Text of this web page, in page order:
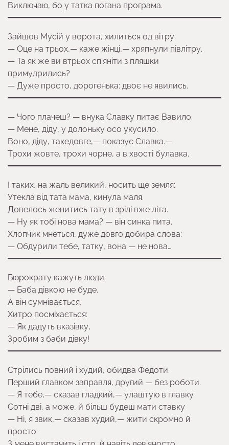
Виключаю, бо у татка погана програма.
Зайшов Мусій у ворота, хилиться од вітру.
— Оце на трьох,— каже жінці,— хряпнули півлітру.
— Та як же ви втрьох сп’яніти з пляшки
примудрились?
— Дуже просто, дорогенька: двоє не явились.
— Чого плачеш? — внука Славку питає Вавило.
— Мене, діду, у долоньку осо укусило.
Воно, діду, такедовге,— показує Славка.—
Трохи жовте, трохи чорне, а в хвості булавка.
І таких, на жаль великий, носить ще земля:
Утекла від тата мама, кинула маля.
Довелось женитись тату в зрілі вже літа.
— Ну як тобі нова мама? — він синка пита.
Хлопчик мнеться, дуже довго добира слова:
— Обдурили тебе, татку, вона — не нова…
Бюрократу кажуть люди:
— Баба дівкою не буде.
А він сумнівається,
Хитро посміхається:
— Як дадуть вказівку,
Зробим з баби дівку!
Стрілись повний і худий, обидва Федоти.
Перший главком заправля, другий — без роботи.
— Я тебе,— сказав гладкий,— улаштую в главку
Сотні дві, а може, й більш будеш мати ставку
— Ні, я звик,— сказав худий,— жити скромно й
просто.